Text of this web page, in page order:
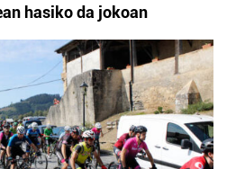
hasiko da jokoan